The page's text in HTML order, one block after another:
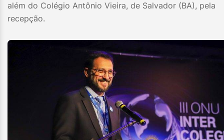
além do Colégio Antônio Vieira, de Salvador (BA), pela
recepção.